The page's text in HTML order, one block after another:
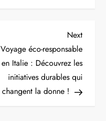
Next
Post
Next
Voyage éco-responsable
en Italie : Découvrez les
initiatives durables qui
changent la donne !